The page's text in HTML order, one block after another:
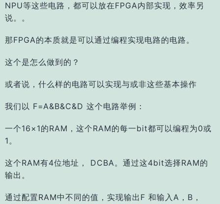
NPU等这些电路，都可以放在FPGA内部实现，效率另
说。 。
那FPGA的本质就是可以通过编程实现电路的电路。
这个是怎么做到的？
或者说，什么样的电路可以实现与或非这些基本操作
我们以 F=A&B&C&D 这个电路举例：
一个16×1的RAM，这个RAM的每一bit都可以编程为0或
1。
这个RAM有4位地址， DCBA。通过这4bit选择RAM的
输出。
通过配置RAM中不同的值，实现输出F 和输入A，B，